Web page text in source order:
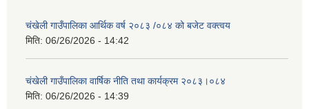
चंखेली गाउँपालिका आर्थिक वर्ष २०८३ /०८४ को बजेट वक्त्वय
मिति: 06/26/2026 - 14:42
चंखेली गाउँपालिका वार्षिक नीति तथा कार्यक्रम २०८३।०८४
मिति: 06/26/2026 - 14:39